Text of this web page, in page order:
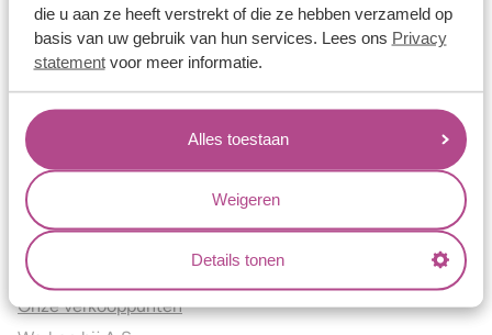
die u aan ze heeft verstrekt of die ze hebben verzameld op
basis van uw gebruik van hun services. Lees ons Privacy
statementvoor meer informatie.
Alles toestaan
Weigeren
Details tonen
Certificaten
Blogs
Jouw voordelen
Conflictvrije Materialen
Oneindig veel mogelijkheden
Kwaliteit
Juweliers & Contact
Onze verkooppunten